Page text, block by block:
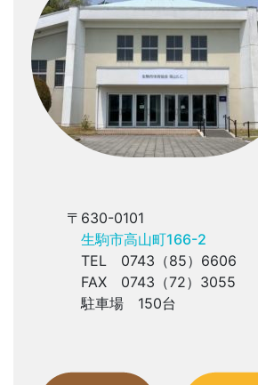
〒630-0101
生駒市高山町166-2
TEL 0743（85）6606
FAX 0743（72）3055
駐車場 150台